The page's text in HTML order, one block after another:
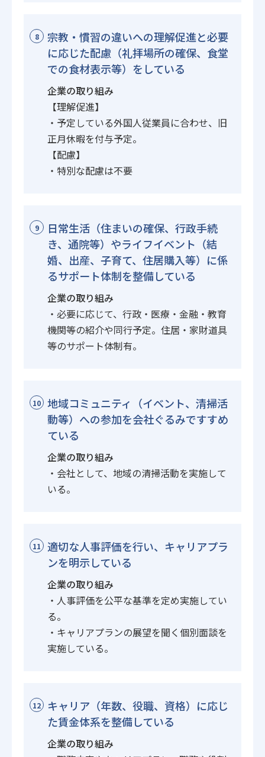
8
宗教・慣習の違いへの理解促進と必要
に応じた配慮（礼拝場所の確保、食堂
での食材表示等）をしている
企業の取り組み
【理解促進】
・予定している外国人従業員に合わせ、旧
正月休暇を付与予定。
【配慮】
・特別な配慮は不要
9
日常生活（住まいの確保、行政手続
き、通院等）やライフイベント（結
婚、出産、子育て、住居購入等）に係
るサポート体制を整備している
企業の取り組み
・必要に応じて、行政・医療・金融・教育
機関等の紹介や同行予定。住居・家財道具
等のサポート体制有。
10
地域コミュニティ（イベント、清掃活
動等）への参加を会社ぐるみですすめ
ている
企業の取り組み
・会社として、地域の清掃活動を実施して
いる。
11
適切な人事評価を行い、キャリアプラ
ンを明示している
企業の取り組み
・人事評価を公平な基準を定め実施してい
る。
・キャリアプランの展望を聞く個別面談を
実施している。
12
キャリア（年数、役職、資格）に応じ
た賃金体系を整備している
企業の取り組み